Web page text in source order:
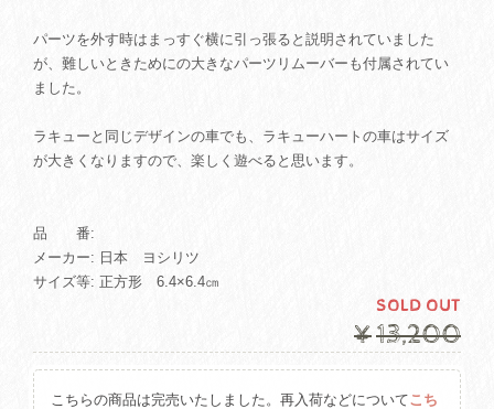
パーツを外す時はまっすぐ横に引っ張ると説明されていました
が、難しいときためにの大きなパーツリムーバーも付属されてい
ました。
ラキューと同じデザインの車でも、ラキューハートの車はサイズ
が大きくなりますので、楽しく遊べると思います。
品 番:
メーカー: 日本 ヨシリツ
サイズ等: 正方形 6.4×6.4㎝
SOLD OUT
¥13,200
こちらの商品は完売いたしました。再入荷などについてこち